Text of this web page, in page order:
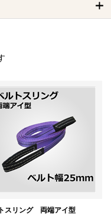
スリング 両端アイ型